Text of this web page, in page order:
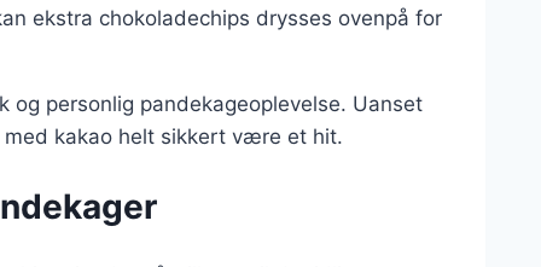
ekstra chokoladechips drysses ovenpå for
og personlig pandekageoplevelse. Uanset
kakao helt sikkert være et hit.